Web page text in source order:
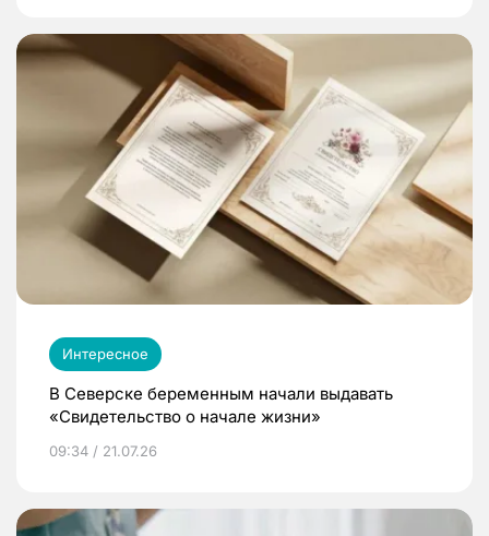
Интересное
В Северске беременным начали выдавать
«Свидетельство о начале жизни»
09:34 / 21.07.26